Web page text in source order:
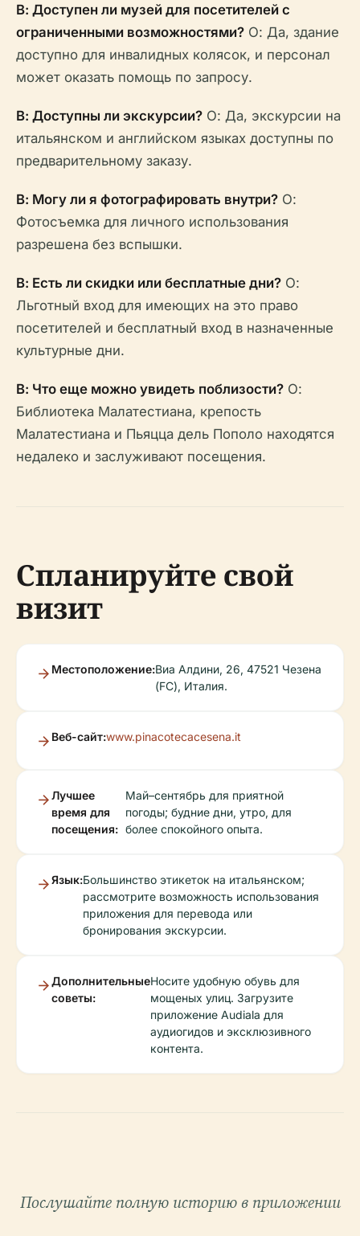
В: Доступен ли музей для посетителей с
ограниченными возможностями? О: Да, здание
доступно для инвалидных колясок, и персонал
может оказать помощь по запросу.
В: Доступны ли экскурсии? О: Да, экскурсии на
итальянском и английском языках доступны по
предварительному заказу.
В: Могу ли я фотографировать внутри? О:
Фотосъемка для личного использования
разрешена без вспышки.
В: Есть ли скидки или бесплатные дни? О:
Льготный вход для имеющих на это право
посетителей и бесплатный вход в назначенные
культурные дни.
В: Что еще можно увидеть поблизости? О:
Библиотека Малатестиана, крепость
Малатестиана и Пьяцца дель Пополо находятся
недалеко и заслуживают посещения.
Спланируйте свой
визит
Местоположение:Виа Алдини, 26, 47521 Чезена
(FC), Италия.
Веб-сайт:www.pinacotecacesena.it
Лучшее
время для
посещения:
Май–сентябрь для приятной
погоды; будние дни, утро, для
более спокойного опыта.
Язык:Большинство этикеток на итальянском;
рассмотрите возможность использования
приложения для перевода или
бронирования экскурсии.
Дополнительные
советы:
Носите удобную обувь для
мощеных улиц. Загрузите
приложение Audiala для
аудиогидов и эксклюзивного
контента.
Послушайте полную историю в приложении